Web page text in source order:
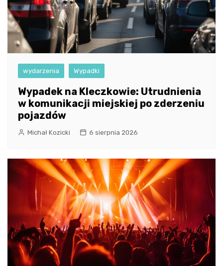
wydarzenia Wypadki
Wypadek na Kleczkowie: Utrudnienia
w komunikacji miejskiej po zderzeniu
pojazdów
Michał Kozicki 6 sierpnia 2026